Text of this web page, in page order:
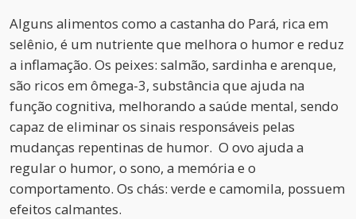
Alguns alimentos como a castanha do Pará, rica em
selênio, é um nutriente que melhora o humor e reduz
a inflamação. Os peixes: salmão, sardinha e arenque,
são ricos em ômega-3, substância que ajuda na
função cognitiva, melhorando a saúde mental, sendo
capaz de eliminar os sinais responsáveis pelas
mudanças repentinas de humor. O ovo ajuda a
regular o humor, o sono, a memória e o
comportamento. Os chás: verde e camomila, possuem
efeitos calmantes.